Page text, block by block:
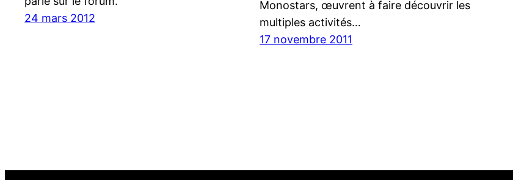
24 mars 2012
Monostars, œuvrent à faire découvrir les
multiples activités…
17 novembre 2011